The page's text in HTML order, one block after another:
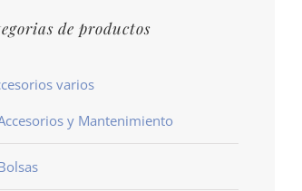
de productos
varios
y Mantenimiento